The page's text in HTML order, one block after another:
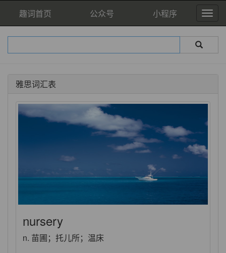
趣词首页 公众号 小程序
雅思词汇表
nursery
n. 苗圃；托儿所；温床